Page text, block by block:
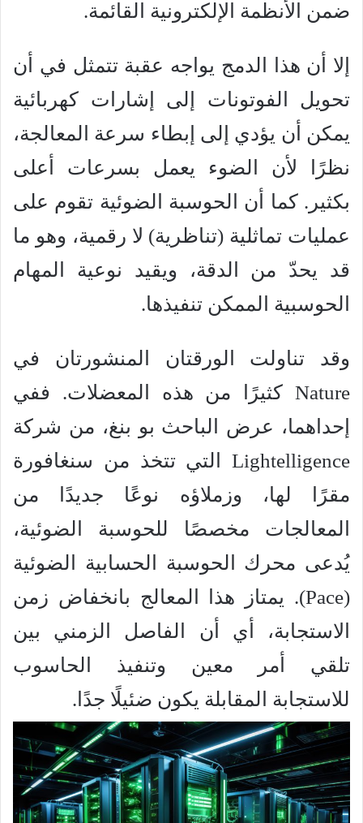
ضمن الأنظمة الإلكترونية القائمة.
إلا أن هذا الدمج يواجه عقبة تتمثل في أن
تحويل الفوتونات إلى إشارات كهربائية
يمكن أن يؤدي إلى إبطاء سرعة المعالجة،
نظرًا لأن الضوء يعمل بسرعات أعلى
بكثير. كما أن الحوسبة الضوئية تقوم على
عمليات تماثلية (تناظرية) لا رقمية، وهو ما
قد يحدّ من الدقة، ويقيد نوعية المهام
الحوسبية الممكن تنفيذها.
وقد تناولت الورقتان المنشورتان في
Nature كثيرًا من هذه المعضلات. ففي
إحداهما، عرض الباحث بو بنغ، من شركة
Lightelligence التي تتخذ من سنغافورة
مقرًا لها، وزملاؤه نوعًا جديدًا من
المعالجات مخصصًا للحوسبة الضوئية،
يُدعى محرك الحوسبة الحسابية الضوئية
(Pace). يمتاز هذا المعالج بانخفاض زمن
الاستجابة، أي أن الفاصل الزمني بين
تلقي أمر معين وتنفيذ الحاسوب
للاستجابة المقابلة يكون ضئيلًا جدًا.